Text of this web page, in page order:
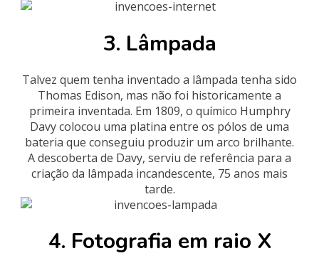
3. Lâmpada
Talvez quem tenha inventado a lâmpada tenha sido
Thomas Edison, mas não foi historicamente a
primeira inventada. Em 1809, o químico Humphry
Davy colocou uma platina entre os pólos de uma
bateria que conseguiu produzir um arco brilhante.
A descoberta de Davy, serviu de referência para a
criação da lâmpada incandescente, 75 anos mais
tarde.
4. Fotografia em raio X